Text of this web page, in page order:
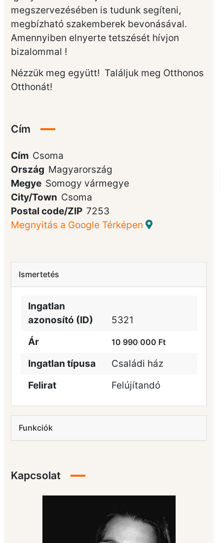
megszervezésében is tudunk segíteni,
megbízható szakemberek bevonásával.
Amennyiben elnyerte tetszését hívjon
bizalommal !
Nézzük meg együtt! Találjuk meg Otthonos
Otthonát!
Cím
Cím Csoma
Ország Magyarország
Megye Somogy vármegye
City/Town Csoma
Postal code/ZIP 7253
Megnyitás a Google Térképen
Ismertetés
Ingatlan
azonosító (ID)
5321
Ár
10 990 000 Ft
Ingatlan típusa
Családi ház
Felirat
Felújítandó
Funkciók
Kapcsolat